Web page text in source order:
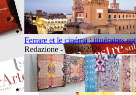
Ferrare et le cinéma : itinéraires
Redazione - 28/04/2026